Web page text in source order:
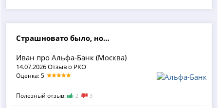
Страшновато было, но…
Иван про Альфа-Банк (Москва)
14.07.2026 Отзыв о РКО
Оценка: 5
Полезный отзыв: 2 3